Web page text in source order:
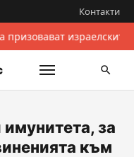
Контакти
за
към